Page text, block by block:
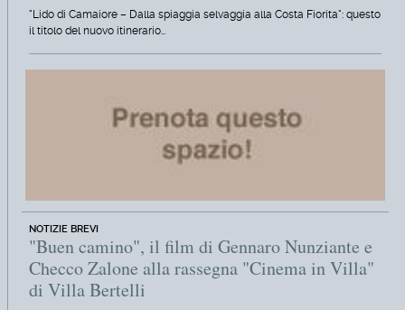
"Lido di Camaiore – Dalla spiaggia selvaggia alla Costa Fiorita": questo
il titolo del nuovo itinerario…
NOTIZIE BREVI
"Buen camino", il film di Gennaro Nunziante e
Checco Zalone alla rassegna "Cinema in Villa"
di Villa Bertelli